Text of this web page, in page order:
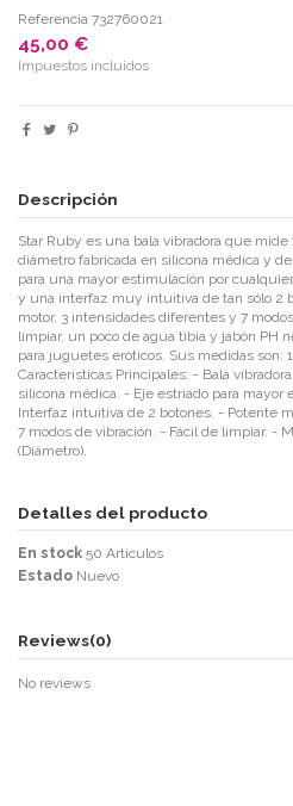
Referencia 732760021
45,00 €
Impuestos incluidos
Descripción
Star Ruby es una bala vibradora que mide
diámetro fabricada en silicona médica y
para una mayor estimulación por
y una interfaz muy intuitiva de tan sólo 2
motor, 3 intensidades diferentes y 7
limpiar, un poco de agua tibia y jabón PH
para juguetes eróticos. Sus medidas son:
Características Principales: - Bala
silicona médica. - Eje estriado para mayor
Interfaz intuitiva de 2 botones. - Potente
7 modos de vibración. - Fácil de limpiar. -
(Diámetro).
Detalles del producto
En stock 50 Artículos
Estado Nuevo
Reviews(0)
No reviews